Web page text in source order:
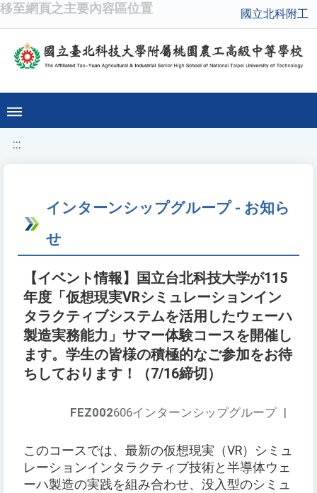
移至網頁之主要內容區位置 國立北科附工
:::
インターンシップグループ - お知ら
せ
【イベント情報】国立台北科技大学が115
年度「仮想現実VRシミュレーションイン
タラクティブシステムを活用したウェーハ
製造実務能力」サマー体験コースを開催し
ます。学生の皆様の積極的なご参加をお待
ちしております！（7/16締切）
FEZ002606インターンシップグループ |
このコースでは、最新の仮想現実（VR）シミュ
レーションインタラクティブ技術と半導体ウェ
ーハ製造の実践を組み合わせ、没入型のシミュ